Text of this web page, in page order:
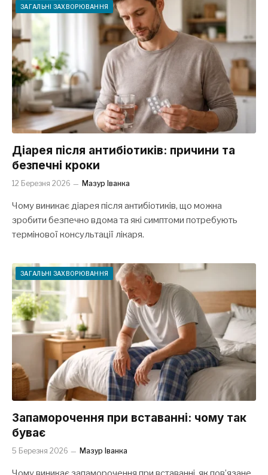
ЗАГАЛЬНІ ЗАХВОРЮВАННЯ
Діарея після антибіотиків: причини та
безпечні кроки
12 Березня 2026 Мазур Іванка
Чому виникає діарея після антибіотиків, що можна
зробити безпечно вдома та які симптоми потребують
термінової консультації лікаря.
ЗАГАЛЬНІ ЗАХВОРЮВАННЯ
Запаморочення при вставанні: чому так
буває
5 Березня 2026 Мазур Іванка